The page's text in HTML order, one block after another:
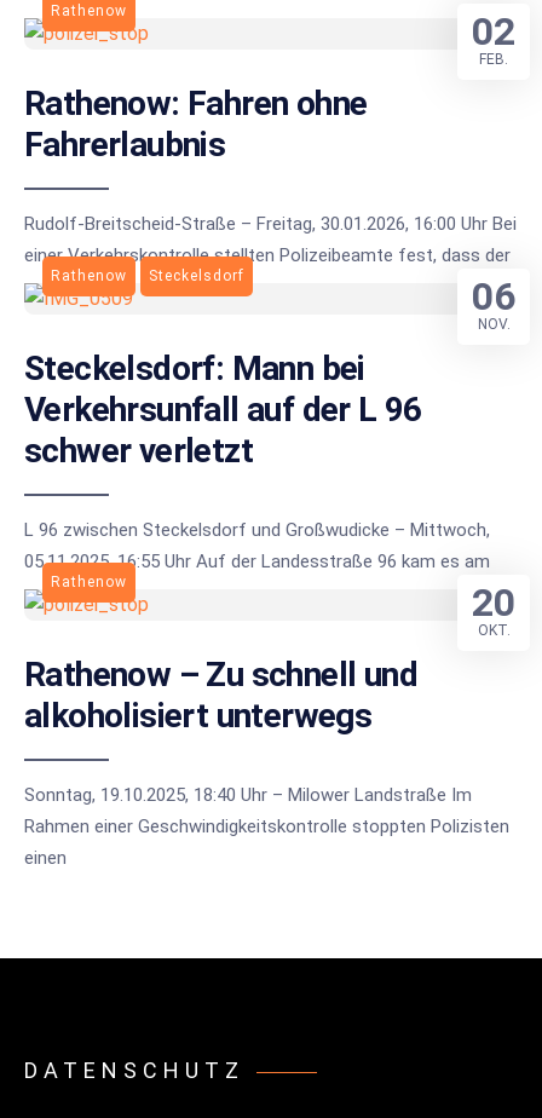
Rathenow
Rathenow: Fahren ohne
Fahrerlaubnis
Rudolf-Breitscheid-Straße – Freitag, 30.01.2026, 16:00 Uhr Bei
einer Verkehrskontrolle stellten Polizeibeamte fest, dass der
02
FEB.
Rathenow Steckelsdorf
Steckelsdorf: Mann bei
Verkehrsunfall auf der L 96
schwer verletzt
L 96 zwischen Steckelsdorf und Großwudicke – Mittwoch,
05.11.2025, 16:55 Uhr Auf der Landesstraße 96 kam es am
06
NOV.
Rathenow
Rathenow – Zu schnell und
alkoholisiert unterwegs
Sonntag, 19.10.2025, 18:40 Uhr – Milower Landstraße Im
Rahmen einer Geschwindigkeitskontrolle stoppten Polizisten
einen
20
OKT.
DATENSCHUTZ